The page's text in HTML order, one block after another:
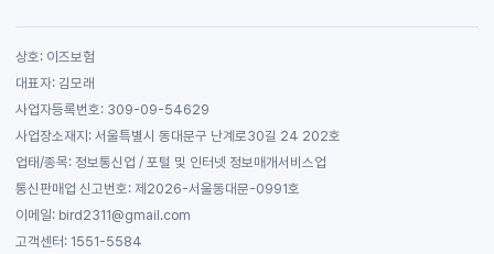
상호: 이즈보험
대표자: 김모래
사업자등록번호: 309-09-54629
사업장소재지: 서울특별시 동대문구 난계로30길 24 202호
업태/종목: 정보통신업 / 포털 및 인터넷 정보매개서비스업
통신판매업 신고번호: 제2026-서울동대문-0991호
이메일: bird2311@gmail.com
고객센터: 1551-5584